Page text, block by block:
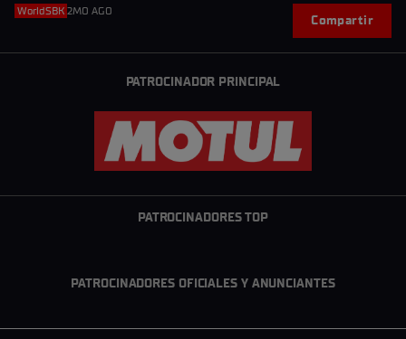
WorldSBK 2MO AGO
Compartir
PATROCINADOR PRINCIPAL
PATROCINADORES TOP
PATROCINADORES OFICIALES Y ANUNCIANTES